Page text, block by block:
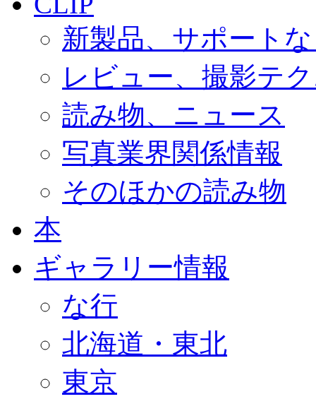
新製品、サポート
レビュー、撮影テ
読み物、ニュース
写真業界関係情報
そのほかの読み物
本
ギャラリー情報
な行
北海道・東北
東京